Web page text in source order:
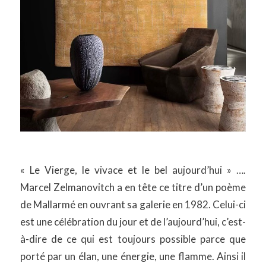
« Le Vierge, le vivace et le bel aujourd’hui » ….
Marcel Zelmanovitch a en tête ce titre d’un poème
de Mallarmé en ouvrant sa galerie en 1982. Celui-ci
est une célébration du jour et de l’aujourd’hui, c’est-
à-dire de ce qui est toujours possible parce que
porté par un élan, une énergie, une flamme. Ainsi il